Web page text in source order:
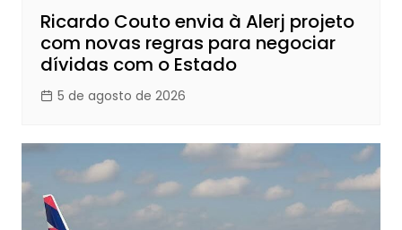
Ricardo Couto envia à Alerj projeto
com novas regras para negociar
dívidas com o Estado
5 de agosto de 2026